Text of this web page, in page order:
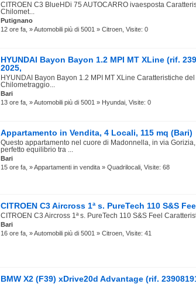
CITROEN C3 BlueHDi 75 AUTOCARRO ivaesposta
Chilomet...
Putignano
12 ore fa, » Automobili più di 5001 » Citroen, Visite: 0
HYUNDAI Bayon Bayon 1.2 MPI MT XLine (rif.
2025,
HYUNDAI Bayon Bayon 1.2 MPI MT XLine Caratteristiche
Chilometraggio...
Bari
13 ore fa, » Automobili più di 5001 » Hyundai, Visite: 0
Appartamento in Vendita, 4 Locali, 115 mq (Bari)
Questo appartamento nel cuore di Madonnella, in via
perfetto equilibrio tra ...
Bari
15 ore fa, » Appartamenti in vendita » Quadrilocali, Visite: 68
CITROEN C3 Aircross 1ª s. PureTech 110 S&S
CITROEN C3 Aircross 1ª s. PureTech 110 S&S Feel
Bari
16 ore fa, » Automobili più di 5001 » Citroen, Visite: 41
BMW X2 (F39) xDrive20d Advantage (rif.